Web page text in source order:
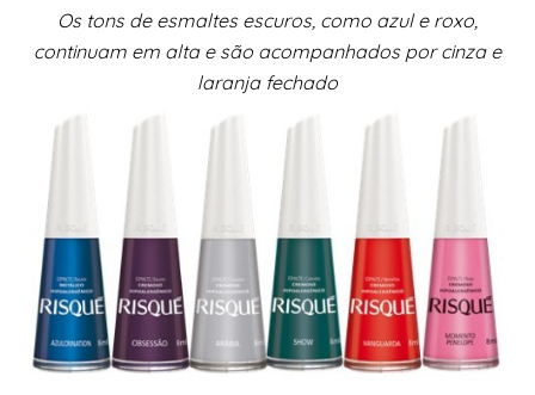
Os tons de esmaltes escuros, como azul e roxo,
continuam em alta e são acompanhados por cinza e
laranja fechado